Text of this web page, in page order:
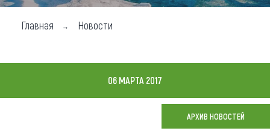
Чем заняться
Карта
Главная Новости
06 МАРТА 2017
АРХИВ НОВОСТЕЙ